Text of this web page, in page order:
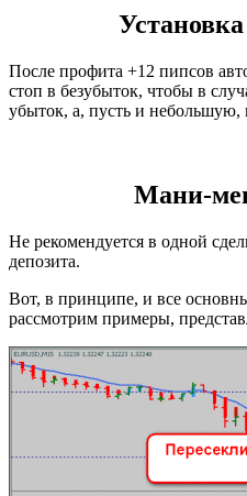
После профита +12 пипсов
стоп в безубыток, чтобы в
убыток, а, пусть и небольшую,
Мани-
Не рекомендуется в одной
депозита.
Вот, в принципе, и все
рассмотрим примеры,